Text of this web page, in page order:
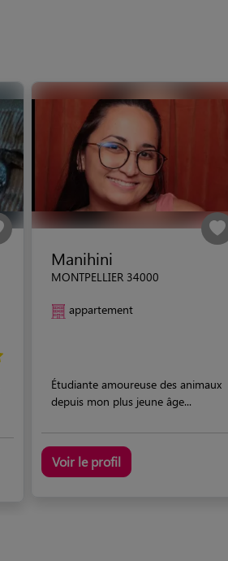
Manihini
MONTPELLIER 34000
appartement
Étudiante amoureuse des animaux
depuis mon plus jeune âge...
Voir le profil